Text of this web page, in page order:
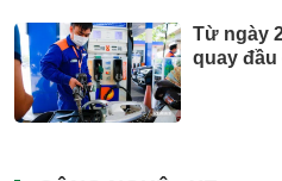
Từ ngày
quay đầu